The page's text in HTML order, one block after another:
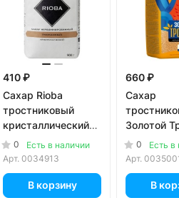
410 ₽
Сахар Rioba
тростниковый
кристаллический
нерафинированный
900 гр
0
Есть в наличии
Арт. 0034913
В корзину
660 ₽
Сахар
Золотой
900 гр
0
Есть в
Арт.
В